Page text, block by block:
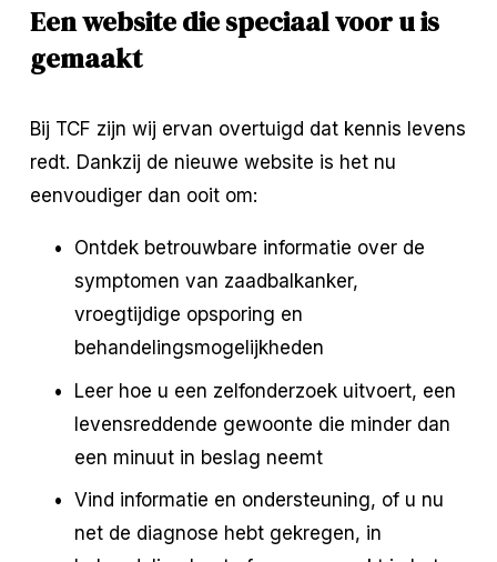
Een website die speciaal voor u is
gemaakt
Bij TCF zijn wij ervan overtuigd dat kennis levens
redt. Dankzij de nieuwe website is het nu
eenvoudiger dan ooit om:
Ontdek betrouwbare informatie over de
symptomen van zaadbalkanker,
vroegtijdige opsporing en
behandelingsmogelijkheden
Leer hoe u een zelfonderzoek uitvoert, een
levensreddende gewoonte die minder dan
een minuut in beslag neemt
Vind informatie en ondersteuning, of u nu
net de diagnose hebt gekregen, in